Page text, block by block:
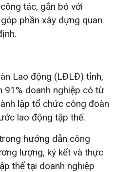
tác, gắn bó với
phần xây dựng quan
Lao động (LĐLĐ) tỉnh,
91% doanh nghiệp có từ
lập tổ chức công đoàn
lao động tập thể.
hướng dẫn công
lượng, ký kết và thực
thể tại doanh nghiệp